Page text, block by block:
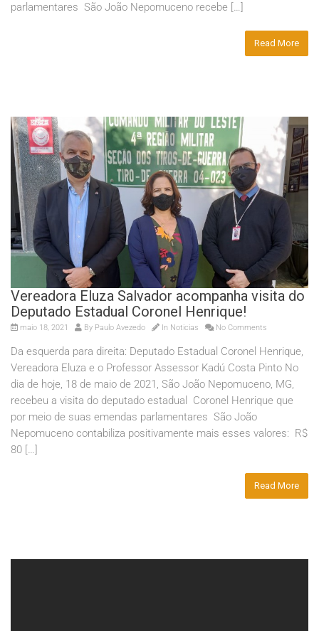
parlamentares São João Nepomuceno recebe […]
Read More
Vereadora Eluza Salvador acompanha visita do
Deputado Estadual Coronel Henrique!
maio 18, 2021 By Paulo Avezedo In Noticias No Comments
Da esquerda para direita: Deputado Estadual Coronel Henrique,
Vereadora Eluza e o Professor Assessor Kadú Costa Pinto No
dia de hoje, 18 de maio de 2021, São João Nepomuceno, MG,
recebeu a visita do deputado estadual Coronel Henrique que
por meio de suas emendas parlamentares São João
Nepomuceno contabiliza positivamente mais esses valores: R$
80 […]
Read More